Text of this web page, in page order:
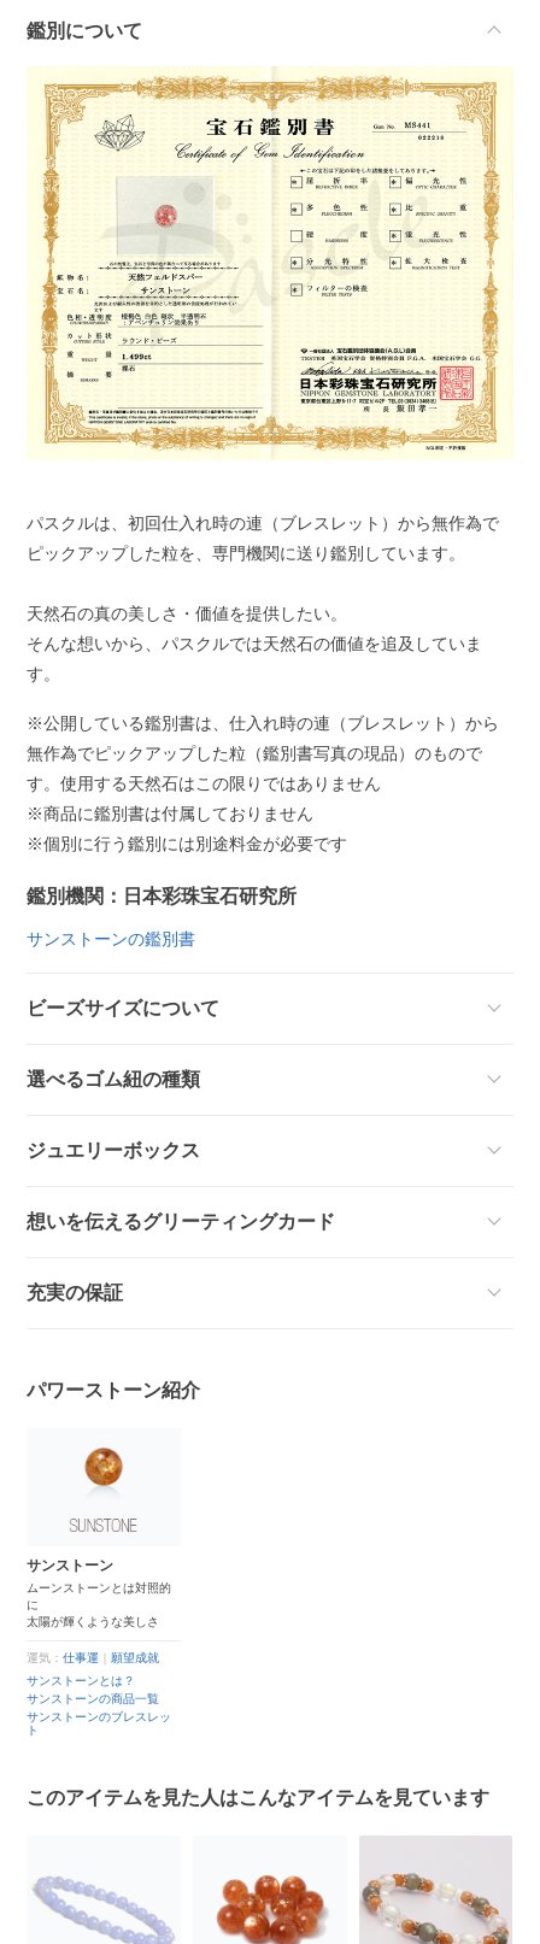
鑑別について
パスクルは、初回仕入れ時の連（ブレスレット）から無作為で
ピックアップした粒を、専門機関に送り鑑別しています。
天然石の真の美しさ・価値を提供したい。
そんな想いから、パスクルでは天然石の価値を追及していま
す。
※公開している鑑別書は、仕入れ時の連（ブレスレット）から
無作為でピックアップした粒（鑑別書写真の現品）のもので
す。使用する天然石はこの限りではありません
※商品に鑑別書は付属しておりません
※個別に行う鑑別には別途料金が必要です
鑑別機関：日本彩珠宝石研究所
サンストーンの鑑別書
ビーズサイズについて
選べるゴム紐の種類
ジュエリーボックス
想いを伝えるグリーティングカード
充実の保証
パワーストーン紹介
サンストーン
ムーンストーンとは対照的
に
太陽が輝くような美しさ
運気：仕事運
願望成就
サンストーンとは？
サンストーンの商品一覧
サンストーンのブレスレッ
ト
このアイテムを見た人はこんなアイテムを見ています